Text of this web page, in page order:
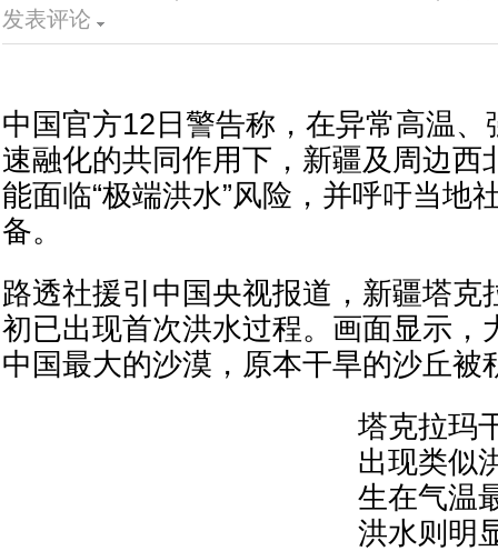
发表评论
中国官方12日警告称，在异常高温、
速融化的共同作用下，新疆及周边西
能面临“极端洪水”风险，并呼吁当地
备。
路透社援引中国央视报道，新疆塔克
初已出现首次洪水过程。画面显示，
中国最大的沙漠，原本干旱的沙丘被
塔克拉玛
出现类似
生在气温
洪水则明